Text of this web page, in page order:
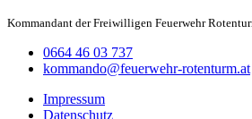
Kommandant der Freiwilligen Feuerwehr
0664 46 03 737
kommando@feuerwehr-rotenturm.at
Impressum
Datenschutz